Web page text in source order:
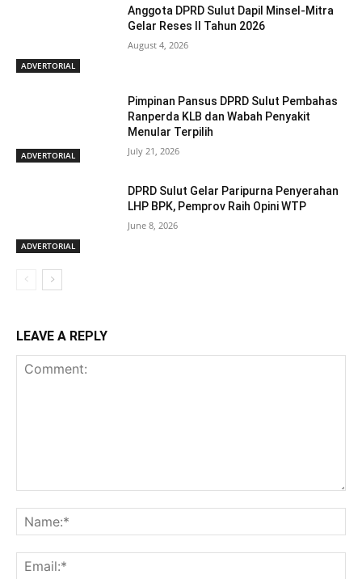
ADVERTORIAL
Anggota DPRD Sulut Dapil Minsel-Mitra
Gelar Reses II Tahun 2026
August 4, 2026
ADVERTORIAL
Pimpinan Pansus DPRD Sulut Pembahas
Ranperda KLB dan Wabah Penyakit
Menular Terpilih
July 21, 2026
ADVERTORIAL
DPRD Sulut Gelar Paripurna Penyerahan
LHP BPK, Pemprov Raih Opini WTP
June 8, 2026
LEAVE A REPLY